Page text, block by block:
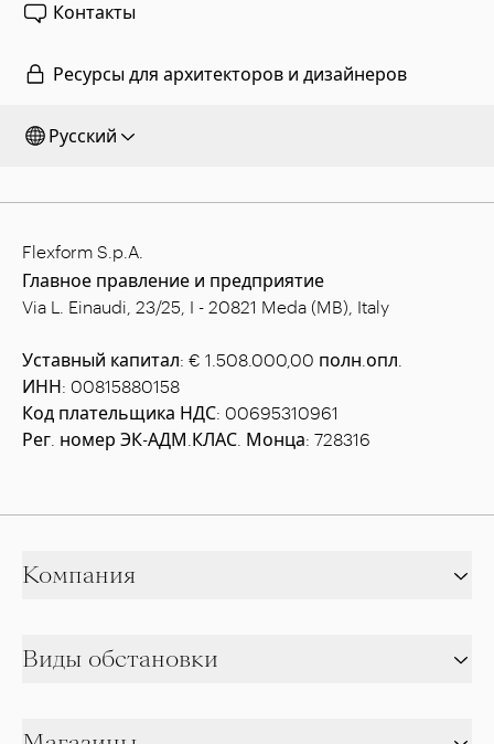
Контакты
Ресурсы для архитекторов и дизайнеров
Русский
Flexform S.p.A.
Главное правление и предприятие
Via L. Einaudi, 23/25, I - 20821 Meda (MB), Italy
Уставный капитал: € 1.508.000,00 полн.опл.
ИНН: 00815880158
Код плательщика НДС: 00695310961
Рег. номер ЭК-АДМ.КЛАС. Монца: 728316
Компания
Виды обстановки